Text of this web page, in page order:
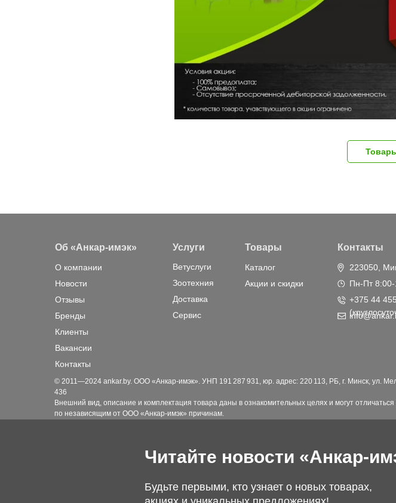
Читайте новости «Анкар-
Будьте первыми, кто узнает о новых товарах,
© 2011—2024 ankar.by. ООО «Анкар-имэк». УНП 191 287 931, юр. адрес: 220 113, РБ, г. Минск, ул.
436
Внешний вид, описание и комплектация товара даны в ознакомительных целях и могут отличаться
по независящим от ООО «Анкар-имэк» причинам.
Об «Анкар-имэк»
О компании
Новости
Отзывы
Бренды
Клиенты
Вакансии
Контакты
Услуги
Ветуслуги
Доставка
Сервис
Зоотехния
Товары
Каталог
Акции и скидки
Контакты
223050,
Пн-Пт
+375 44